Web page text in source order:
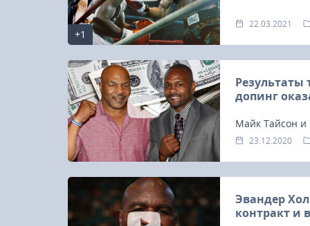
+1
22.03.2021
Результаты
допинг
Майк Тайсон и
тестирования
23.12.2020
Эвандер
контракт и